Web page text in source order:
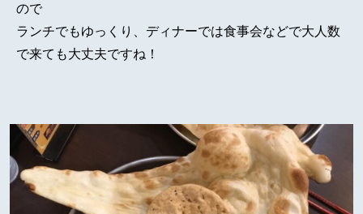
ので
ランチでもゆっくり、ディナーでは食事会などで大人数
で来ても大丈夫ですね！